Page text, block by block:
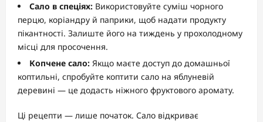
Сало в спеціях: Використовуйте суміш чорного
перцю, коріандру й паприки, щоб надати продукту
пікантності. Залиште його на тиждень у прохолодному
місці для просочення.
Копчене сало: Якщо маєте доступ до домашньої
коптильні, спробуйте коптити сало на яблуневій
деревині — це додасть ніжного фруктового аромату.
Ці рецепти — лише початок. Сало відкриває